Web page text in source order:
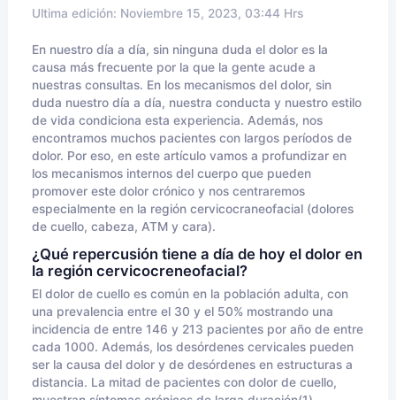
Ultima edición: Noviembre 15, 2023, 03:44 Hrs
En nuestro día a día, sin ninguna duda el dolor es la
causa más frecuente por la que la gente acude a
nuestras consultas. En los mecanismos del dolor, sin
duda nuestro día a día, nuestra conducta y nuestro estilo
de vida condiciona esta experiencia. Además, nos
encontramos muchos pacientes con largos períodos de
dolor. Por eso, en este artículo vamos a profundizar en
los mecanismos internos del cuerpo que pueden
promover este dolor crónico y nos centraremos
especialmente en la región cervicocraneofacial (dolores
de cuello, cabeza, ATM y cara).
¿Qué repercusión tiene a día de hoy el dolor en
la región cervicocreneofacial?
El dolor de cuello es común en la población adulta, con
una prevalencia entre el 30 y el 50% mostrando una
incidencia de entre 146 y 213 pacientes por año de entre
cada 1000. Además, los desórdenes cervicales pueden
ser la causa del dolor y de desórdenes en estructuras a
distancia. La mitad de pacientes con dolor de cuello,